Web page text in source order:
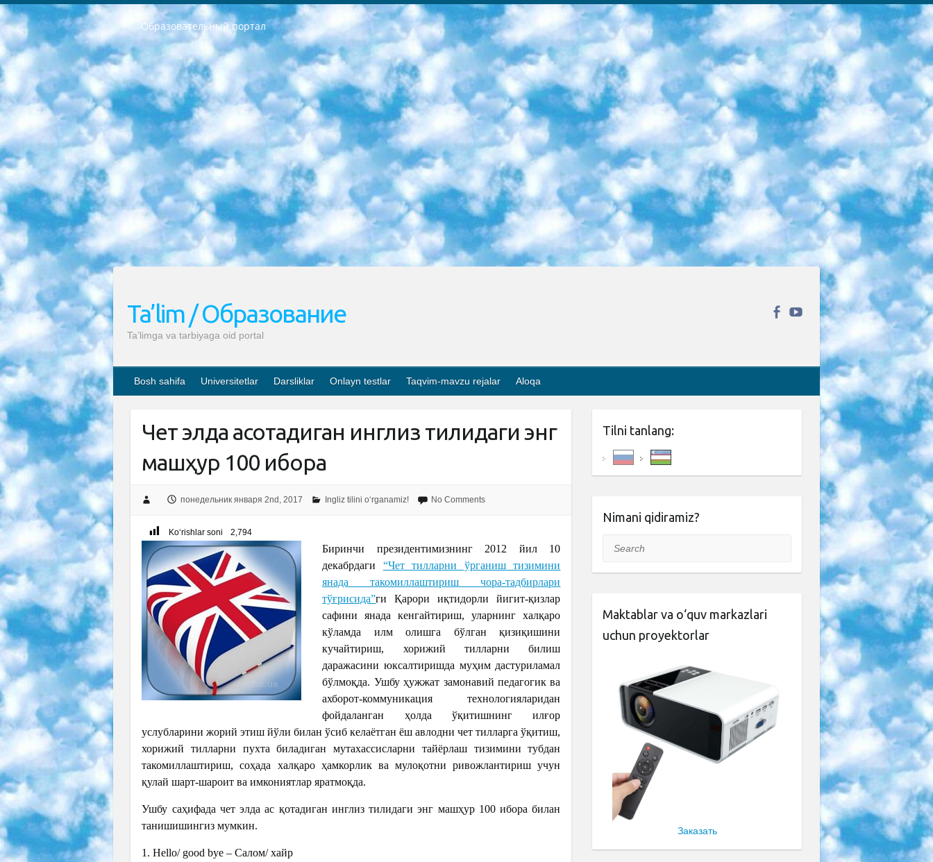
Образовательный портал
РЕСПУБЛИКА УЗБЕКИСТАН МИНИСТРЕРСТВО ДОШКОЛЬНОГО И ШКОЛЬНОГО ОБРАЗОВАНИЯ КОМАНДА в общеобразовательных учреждениях в 2023-2024 учебном году организация и проведение итоговой государственной аттестации обучающихся о Министра дошкольного и школьного образования Республики Узбекистан от 4 марта 2008 года (постановлением Минюста от 20 марта 2008 года № 1778 государственной регистрации) «Итоговое состояние учащихся общего среднего образования на основании положения об утверждении положения об аттестации общего среднего образования выпускной экзамен студентов в образовательных учреждениях в 2023-2024 учебном году В целях организации и прохождения аттестации приказываю: 1. Следующее: перечень предметов, по которым будет проводиться итоговая государственная аттестация и экзамен формы перевода согласно приложению 1; сертификаты международного образца, оценивающие уровень владения иностранными языками перечень согласно приложению 2; 2. Педагогический при специализированных образовательных учреждениях. научно-практический центр квалификации и международной оценки (Д.Давидова) 2024 г. До 25 марта: задания по предметам, по которым будет проводиться итоговая аттестация разработка и утверждение технических условий; итоговая аттестация на основании разработанного предметного задания разработка вопросов по предметам (устно и письменно), экзамен передача; общеобразовательные средние школы и специальные учебные заведения учащиеся выпускных классов школ и интернатов в агентской системе подготовка базы данных экзаменационных материалов и критериев оценки; перевод базы экзаменационных материалов на все языки обучения подать в Республиканский образовательный центр для изготовления; варианты экзаменов на основе разработанных контрольных материалов пусть будут поставлены задачи формирования. 3. Республиканский образовательный центр (Ш.Худайкулов) до 5 апреля 2024 года. до: база данных предоставленных экзаменационных материалов на все языки обучения перевод и экспертиза; для слепых, слабовидящих, глухих, слабослышащих и умственно отсталых детей учащиеся выпускных классов специализированных школ и школ-интернатов база данных экзаменационных материалов на всех преподаваемых языках подготовка критериев оценки; специализированные школы для умственно отсталых детей и технологии для учащихся выпускных классов школ-интернатов разработка соответствующих рекомендаций и критериев проведения ЕГЭ по естествознанию давать задания. 4. Педагогический при специализированных образовательных учреждениях. Научно-практический центр навыков и международной оценки (Д.Давидова), Республика образовательный центр (Худайкулов Ш.) итоговый государственный аттестационный экзамен ориентирован на творческое и логическое мышление при подготовке базы материалов учитывать введение заданий. 5. Следует отметить, что: сертификат государственного образца о знании общеобразовательного предмета и как минимум национальный уровень B1 по предметам на иностранных языках, указанным в Приложении 2. или международно признанный сертификат эквивалентного уровня студенты, изучающие определенный предмет, освобождаются от экзамена; по соответствующим предметам запланирована итоговая государственная аттестация за день до дня, путем жеребьевки Рабочей группой (в письменной форме по предметам, проводимым в форме) из числа сформированных вариантов выбрано 2 варианта; 2 выбранных варианта экзамена анонсированы на официальном сайте министерства и все выпускники по всей стране на основе этих вариантов проводит итоговую государственную аттестацию. 6. Государственное образование учащихся средних общеобразовательных учреждений. знания в соответствии с квалификационными требованиями, которые необходимо приобрести на основании стандартов итоговый (выпускной) контроль для 9 и 11 классов в целях тестирования Экзамены (далее – экзамены) состоят из предметов, перечисленных в приложении 1. будет сделано. 7. Экзамены пройдут с 26 мая по 15 июня 2024 г. (кроме науки физического воспитания). 8. Физическая для учащихся 9 классов общесредних образовательных учреждений. Экзамены по предмету «Образование, квалификация медицина» 1-6 мая 2024 года. сотрудники перевести под присмотр (с отклонениями в физическом или умственном развитии) специализированная школа для детей, школы-интернаты и со сколиозом школы-интернаты санаторного типа для больных детей исключены). 9. Он был слепым, слабовидящим и имел нарушения опорно-двигательного аппарата. экзамены в специализированных школах и интернатах для детей должны проводиться исходя из требований, предъявляемых к общеобразовательным учреждениям (физкультура кроме науки). 10. Специализированная школа для глухих и слабослышащих детей. и экзамены в интернатах и быть реализован в виде письменного теста по математике. 11. Специальность для умственно отсталых детей. Для 9 класса Родной язык и литературное письмо Государственный язык (язык обучения – узбекский). для неклассов) написано Математическое письмо Письменная/устная история Узбекистана Физическое воспитание практично Итоговый контроль Для 11 класса Написание родного языка и литературы (эссе) Математическое письмо Узбекский язык (обучение на узбекском языке) не посещающее общее среднее образование для учреждений)/Образовательное учреждение выбор письменный и устный Иностранный язык письменный/устный Письменная/устная история Узбекистана *По выбору студента:  Химия  Физика  Основы государственного права  География 10 бесплатных образовательных ресурсов - Мы составили подборку онлайн-проектов с интерактивными упражнениями, видеолекциями и статьями. Они помогут вам обрести новые и освежить старые знания бесплатно. 1. «ИНТУИТ» Старейшая образовательная площадка Рунета. Здесь вы найдёте сотни текстовых и видеокурсов на десятки различных тем — от программирования до психологии. Многие курсы подготовлены российскими университетами и крупными международными компаниями вроде Intel и Microsoft. Самостоятельное обучение бесплатное, но желающие могут оплатить услуги персональных наставников. 2. «Смартия» знакомит с актуальными профессиями и подсказывает, как им обучаться. Выбрав заинтересовавшую вас специальность — SMM-специалист, фотограф, веб-дизайнер или другую, — увидите список необходимых для неё умений. Чтобы вы могли освоить их самостоятельно, для каждого умения площадка отображает подборку ссылок на учебные материалы. Хотя «Смартия» ориентируется на русскоязычную аудиторию, часть контента всё же доступна только на английском. 3. «Лекторий Физтеха» Проект Московского физико-технического института (Физтеха). С его помощью вы можете смотреть онлайн серии лекций, записанные на видео в этом вузе. В числе доступных предметов — физика, биология, химия, информационные технологии и другие. К некоторым лекциям администрация ресурса прилагает готовые конспекты, которые можно скачивать в PDF-формате. 4. ITMOcourses Онлайн-площадка Санкт-Петербургского национального исследовательского университета информационных технологий, механики и оптики (ИТМО). Ресурс предоставляет свободный доступ к курсам, разработанным в этом вузе. Каталог материалов разбит на четыре категории: «Оптические системы и технологии», «Приборостроение и робототехника», «Информационные технологии» и «Биотехнологии». Курсы состоят из видеолекций, интерактивных демонстраций и заданий. 5. «КиберЛенинка» Электронная научная библиотека открытого доступа. Каталог площадки регулярно обрастает текстами статей из различных научных изданий. Сгруппированные по журналам и рубрикам публикации можно читать онлайн или скачивать целиком в PDF-формате. Проект нацелен на популяризацию науки за счёт открытого доступа к качественной информации. 6. «ПостНаука» На этом ресурсе публикуют подборки видеолекций, составленные экспертами из разных отраслей и объединённые общими темами. Среди них, к примеру, есть серии «Биоинформатика и геномика», «Культура средневековой Скандинавии» и Cinema Studies о теории кино. Каждая подборка лекций — логически связанная история, рассказанная экспертом от первого лица. Кроме того, на сайте появляются научно-образовательные статьи и тесты на разные темы. 7. «Newочём» Команда проекта «Newочём» отбирает самые интересные тексты из англоязычных СМИ и переводит те из них, за которые голосуют участники сообщества «ВКонтакте». По большей части это научно-популярные статьи. Редакторы придумывают лишь заголовки, в остальном содержание переводов соответствует оригиналам. Полные тексты можно читать прямо в социальной сети. 8. InternetUrok Онлайн-база материалов по основным дисциплинам школьной программы. Информация на сайте структурирована по классам, предметам и темам (урокам). Каждый урок состоит из видеолекций и конспектов. Есть также интерактивные тренажёры и тесты для закрепления пройденного материала. Даже если вы давно окончили школу, возможность повторить программу старших классов всегда может пригодиться. 9. Edutainme Ещё один ресурс об образовании. В отличие от Newtonew, как мне кажется, Edutainme больше ориентируется на представителей индустрии: педагогов, предпринимателей, разработчиков образовательных проектов. Но и любой, кто просто стремится к саморазвитию, найдёт на сайте много полезного и интересного для себя. Например, информацию о новых курсах и образовательных сервисах. 10. Newtonew Онлайн-медиа об образовании и обучении в широком смысле. Авторы Newtonew пишут об инструментах, заведениях, тактиках и стратегиях, которые помогают учить других и получать новые знания самостоятельно. На этой площадке вы найдёте новости, обзоры, аналитические мат
Ta’lim / Образование
Ta’limga va tarbiyaga oid portal
Bosh sahifa Universitetlar Darsliklar Onlayn testlar Taqvim-mavzu rejalar Aloqa
Чет элда асқотадиган инглиз тилидаги энг
машҳур 100 ибора
понедельник января 2nd, 2017 Ingliz tilini o‘rganamiz! No Comments
Ko‘rishlar soni 2,794
Биринчи президентимизнинг 2012 йил 10
декабрдаги “Чет тилларни ўрганиш тизимини
янада такомиллаштириш чора-тадбирлари
тўғрисида”ги Қарори иқтидорли йигит-қизлар
сафини янада кенгайтириш, уларнинг халқаро
кўламда илм олишга бўлган қизиқишини
кучайтириш, хорижий тилларни билиш
даражасини юксалтиришда муҳим дастуриламал
бўлмоқда. Ушбу ҳужжат замонавий педагогик ва
ахборот-коммуникация технологияларидан
фойдаланган ҳолда ўқитишнинг илғор
услубларини жорий этиш йўли билан ўсиб келаётган ёш авлодни чет тилларга ўқитиш,
хорижий тилларни пухта биладиган мутахассисларни тайёрлаш тизимини тубдан
такомиллаштириш, соҳада халқаро ҳамкорлик ва мулоқотни ривожлантириш учун
қулай шарт-шароит ва имкониятлар яратмоқда.
Ушбу саҳифада чет элда ас қотадиган инглиз тилидаги энг машҳур 100 ибора билан
танишишингиз мумкин.
1. Hello/ good bye – Салом/ хайр
Tilni tanlang:
Nimani qidiramiz?
Search
Maktablar va o‘quv markazlari
uchun proyektorlar
Заказать